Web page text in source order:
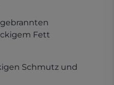
Fett
Schmutz und